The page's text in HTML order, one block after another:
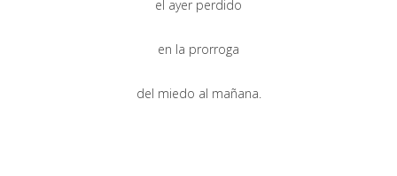
el ayer perdido
en la prorroga
del miedo al mañana.